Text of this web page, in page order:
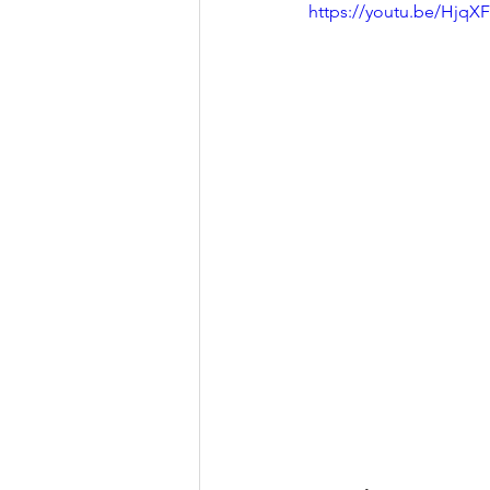
https://youtu.be/